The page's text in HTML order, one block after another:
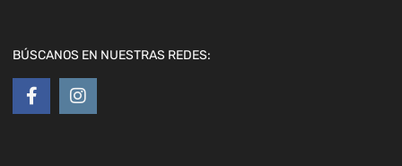
BÚSCANOS EN NUESTRAS REDES: